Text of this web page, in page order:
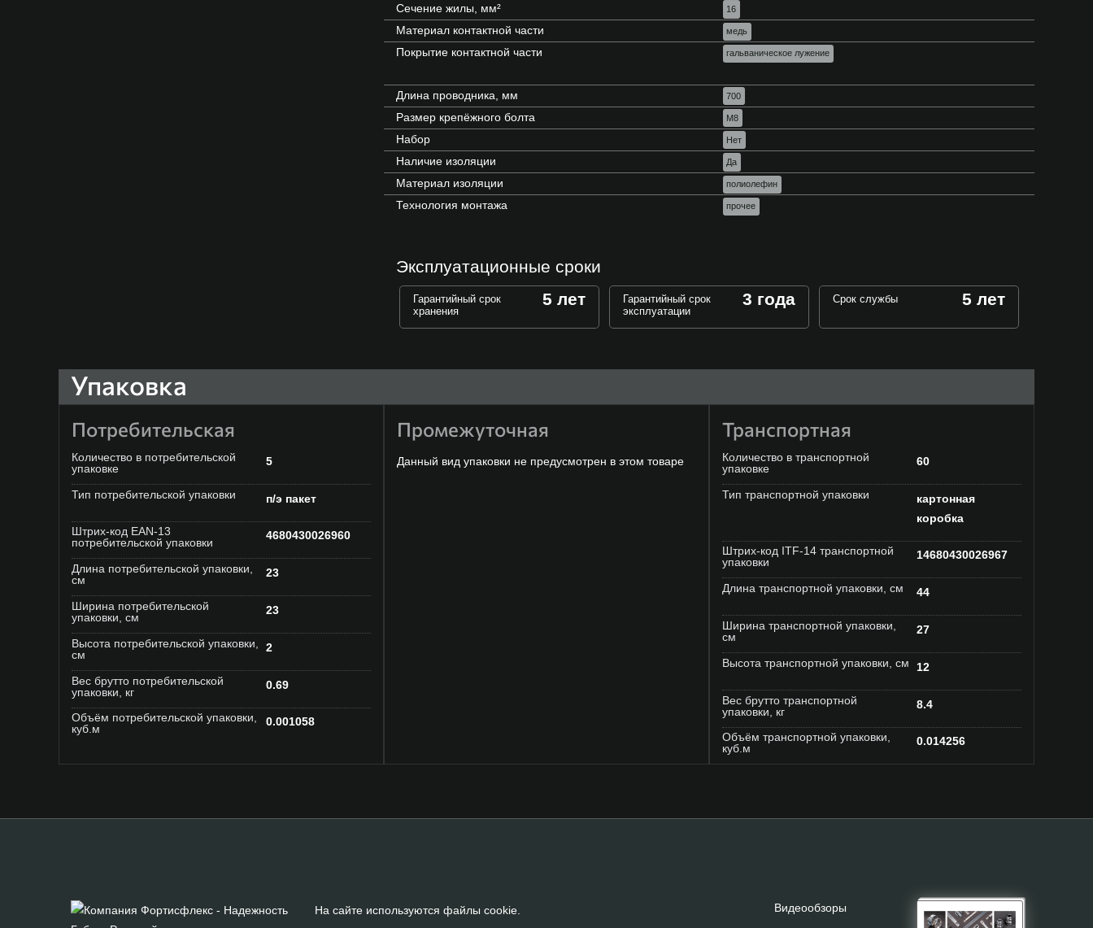
Сечение жилы, мм² 16
Материал контактной части медь
Покрытие контактной части гальваническое лужение
Длина проводника, мм 700
Размер крепёжного болта М8
Набор Нет
Наличие изоляции Да
Материал изоляции полиолефин
Технология монтажа прочее
Эксплуатационные сроки
Гарантийный срок
хранения
5 лет
Гарантийный срок
эксплуатации
3 года Срок службы 5 лет
Упаковка
Потребительская
Количество в потребительской
упаковке
5
Тип потребительской упаковки п/э пакет
Штрих-код EAN-13
потребительской упаковки
4680430026960
Длина потребительской упаковки,
см
23
Ширина потребительской
упаковки, см
23
Высота потребительской упаковки,
см
2
Вес брутто потребительской
упаковки, кг
0.69
Объём потребительской упаковки,
куб.м
0.001058
Промежуточная
Данный вид упаковки не предусмотрен в этом товаре
Транспортная
Количество в транспортной
упаковке
60
Тип транспортной упаковки
картонная
коробка
Штрих-код ITF-14 транспортной
упаковки
14680430026967
Длина транспортной упаковки, см 44
Ширина транспортной упаковки,
см
27
Высота транспортной упаковки, см 12
Вес брутто транспортной
упаковки, кг
8.4
Объём транспортной упаковки,
куб.м
0.014256
На сайте используются файлы cookie.
Видеообзоры